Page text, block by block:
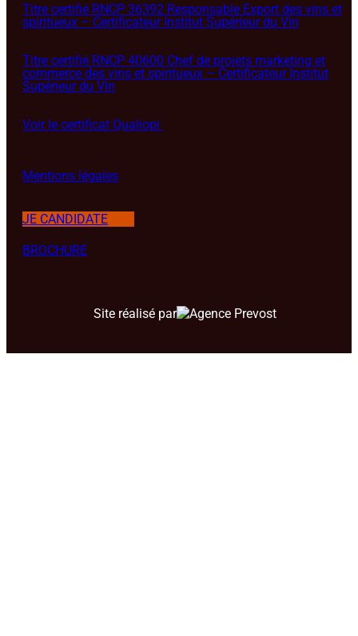
Titre certifié RNCP 36392 Responsable Export des vins et
spiritueux – Certificateur Institut Supérieur du Vin
Titre certifié RNCP 40600 Chef de projets marketing et
commerce des vins et spiritueux – Certificateur Institut
Supérieur du Vin
Voir le certificat Qualiopi
Mentions légales
JE CANDIDATE
BROCHURE
Site réalisé par